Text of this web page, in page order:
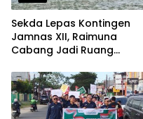
Sekda Lepas Kontingen
Jamnas XII, Raimuna
Cabang Jadi Ruang
dan Berjiwa Pemimpin